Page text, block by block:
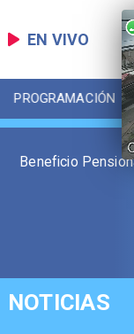
EN VIVO
PROGRAMACIÓN
Beneficio
NOTICIAS